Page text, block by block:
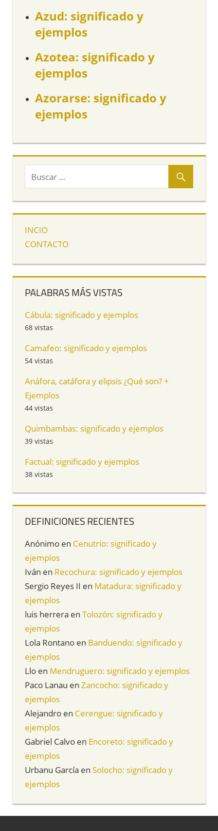
Azud: significado y
ejemplos
Azotea: significado y
ejemplos
Azorarse: significado y
ejemplos
INCIO
CONTACTO
PALABRAS MÁS VISTAS
Cábula: significado y ejemplos
68 vistas
Camafeo: significado y ejemplos
54 vistas
Anáfora, catáfora y elipsis ¿Qué son? +
Ejemplos
44 vistas
Quimbambas: significado y ejemplos
39 vistas
Factual: significado y ejemplos
38 vistas
DEFINICIONES RECIENTES
Anónimo en Cenutrio: significado y
ejemplos
Iván en Recochura: significado y ejemplos
Sergio Reyes II en Matadura: significado y
ejemplos
luis herrera en Tolozón: significado y
ejemplos
Lola Rontano en Banduendo: significado y
ejemplos
Llo en Mendruguero: significado y ejemplos
Paco Lanau en Zancocho: significado y
ejemplos
Alejandro en Cerengue: significado y
ejemplos
Gabriel Calvo en Encoreto: significado y
ejemplos
Urbanu García en Solocho: significado y
ejemplos